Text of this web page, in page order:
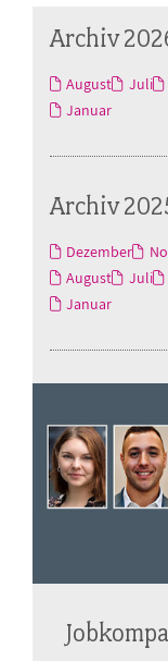
Archiv
August Juli
Januar
Archiv
Dezember
August
Juli
Januar